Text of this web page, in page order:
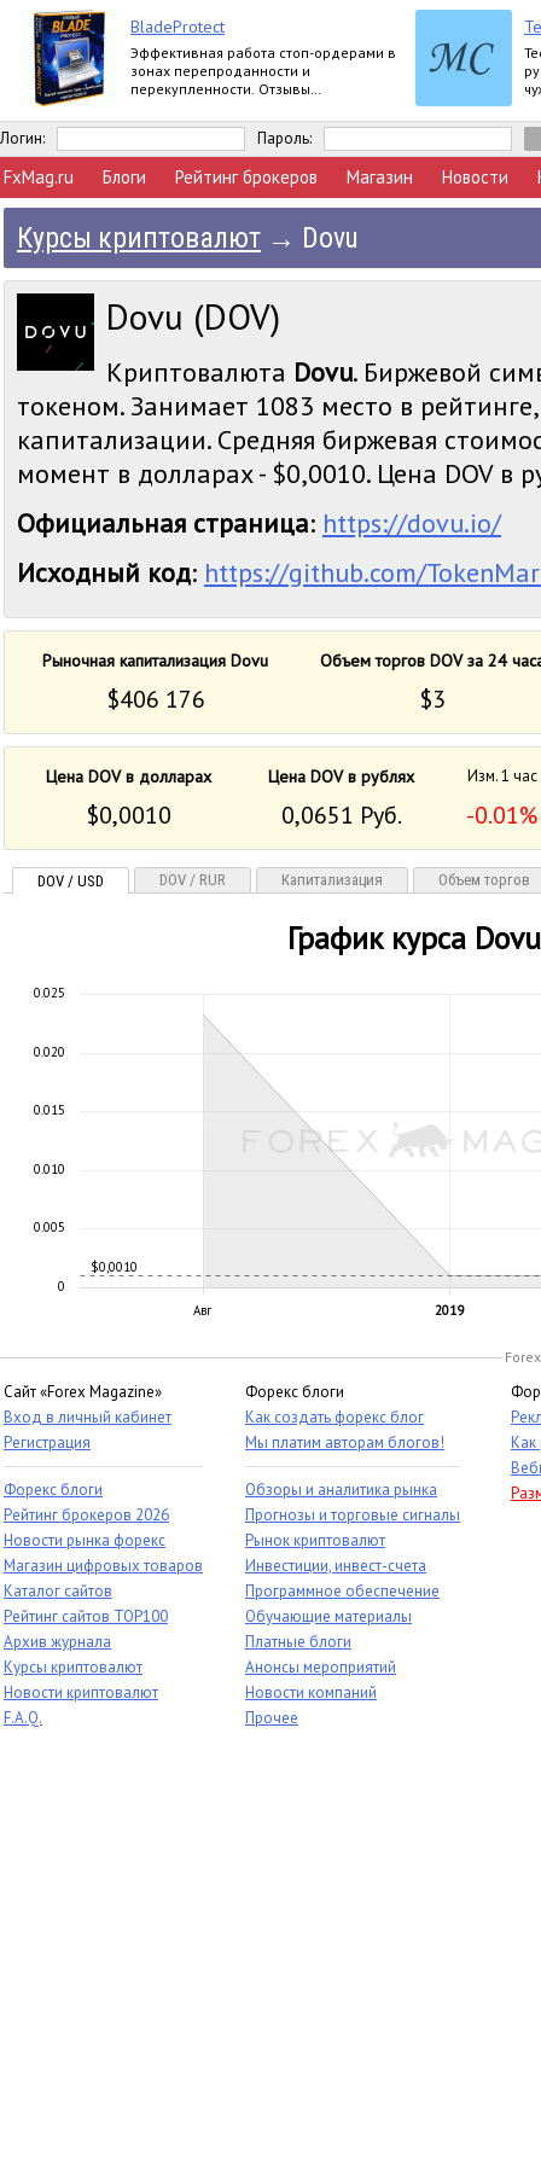
BladeProtect
Эффективная работа стоп-ордерами в
зонах перепроданности и
перекупленности. Отзывы
https://www.mql5.com/ru/market/product/8739#
Логин: Пароль:
FxMag.ru Блоги Рейтинг брокеров Магазин Новости
Курсы криптовалют → Dovu
Dovu (DOV)
Криптовалюта Dovu. Биржевой
токеном. Занимает 1083 место в
капитализации. Средняя биржевая
момент в долларах - $0,0010. Цена DOV в
Официальная страница: https://dovu.io/
Исходный код: https://github.com/
Рыночная капитализация Dovu Объем торгов DOV за 24
$406 176 $3
Цена DOV в долларах Цена DOV в рублях Изм. 1 час
$0,0010 0,0651 Руб. -0.01%
DOV / USD DOV / RUR Капитализация Объем торгов
График курса Dovu
Авг 2019
$0,0010
0
0.005
0.010
0.015
0.020
0.025
Сайт «Forex Magazine»
Вход в личный кабинет
Регистрация
Форекс блоги
Рейтинг брокеров 2026
Новости рынка форекс
Магазин цифровых товаров
Каталог сайтов
Рейтинг сайтов TOP100
Архив журнала
Курсы криптовалют
Новости криптовалют
F.A.Q.
Форекс блоги
Как создать форекс блог
Мы платим авторам блогов!
Обзоры и аналитика рынка
Прогнозы и торговые сигналы
Рынок криптовалют
Инвестиции, инвест-счета
Программное обеспечение
Обучающие материалы
Платные блоги
Анонсы мероприятий
Новости компаний
Прочее
Как